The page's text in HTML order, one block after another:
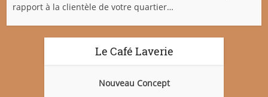
rapport à la clientèle de votre quartier…
Le Café Laverie
Nouveau Concept